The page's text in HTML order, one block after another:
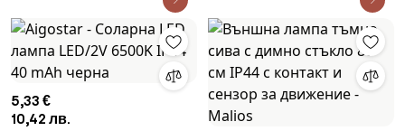
5,33 €
10,42 лв.